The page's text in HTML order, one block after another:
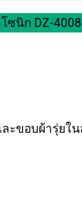
ซนิก DZ-
ะขอบผ้ารุ่ย